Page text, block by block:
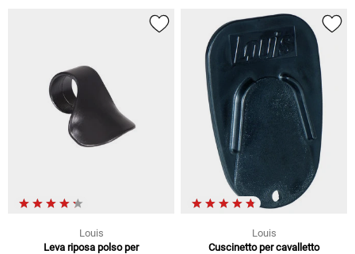
Louis
Leva riposa polso per
Louis
Cuscinetto per cavalletto